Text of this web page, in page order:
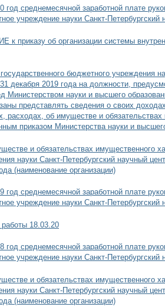
среднемесячной заработной плате
учреждение науки Санкт-Петербургский
об организации системы
бюджетного учреждения
декабря 2019 года на должности,
Министерством науки и высшего
представлять сведения о своих
расходах, об имуществе и
приказом Министерства науки и
и обязательствах имущественного
науки Санкт-Петербургский научный
(наименование организации)
среднемесячной заработной плате
учреждение науки Санкт-Петербургский
18.03.20
среднемесячной заработной плате
учреждение науки Санкт-Петербургский
и обязательствах имущественного
науки Санкт-Петербургский научный
(наименование организации)